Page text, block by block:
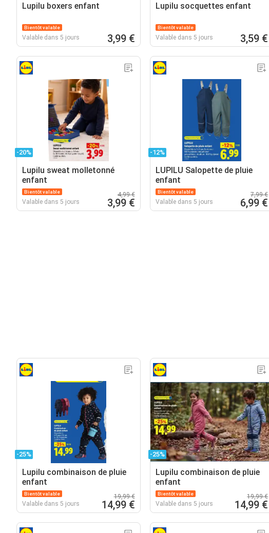
Lupilu boxers enfant
Bientôt valable
Valable dans 5 jours 3,99 €
Lupilu socquettes enfant
Bientôt valable
Valable dans 5 jours 3,59 €
-20%
Lupilu sweat molletonné
enfant
Bientôt valable
Valable dans 5 jours
4,99 €
3,99 €
-12%
LUPILU Salopette de pluie
enfant
Bientôt valable
Valable dans 5 jours
7,99 €
6,99 €
-25%
Lupilu combinaison de pluie
enfant
Bientôt valable
Valable dans 5 jours
19,99 €
14,99 €
-25%
Lupilu combinaison de pluie
enfant
Bientôt valable
Valable dans 5 jours
19,99 €
14,99 €